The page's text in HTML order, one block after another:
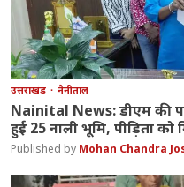
उत्तराखंड नैनीताल
Nainital News: डीएम की
हुई 25 नाली भूमि, पीड़िता को
Mohan Chandra